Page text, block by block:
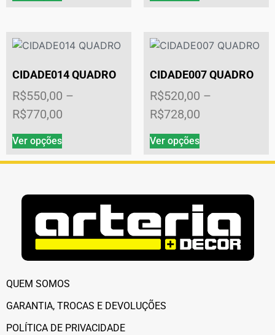
CIDADE014 QUADRO
R$550,00 –
R$770,00
Ver opções
CIDADE007 QUADRO
R$520,00 –
R$728,00
Ver opções
QUEM SOMOS
GARANTIA, TROCAS E DEVOLUÇÕES
POLÍTICA DE PRIVACIDADE